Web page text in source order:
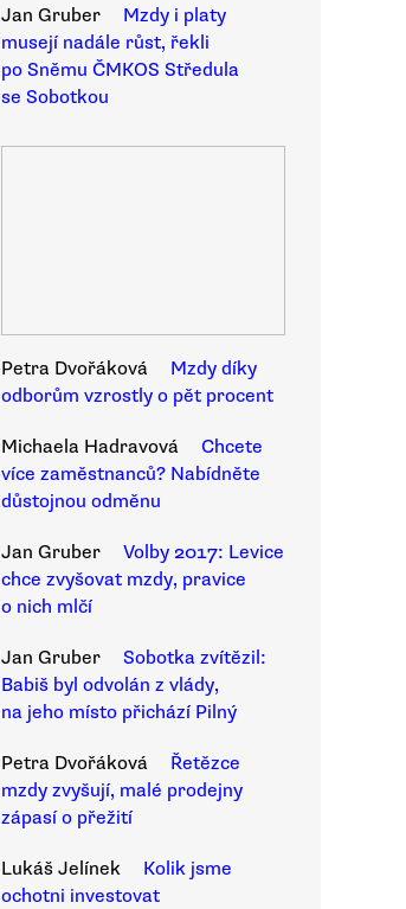
Jan Gruber
Mzdy i platy
musejí nadále růst, řekli
po Sněmu ČMKOS Středula
se Sobotkou
Petra Dvořáková
Mzdy díky
odborům vzrostly o pět procent
Michaela Hadravová
Chcete
více zaměstnanců? Nabídněte
důstojnou odměnu
Jan Gruber
Volby 2017: Levice
chce zvyšovat mzdy, pravice
o nich mlčí
Jan Gruber
Sobotka zvítězil:
Babiš byl odvolán z vlády,
na jeho místo přichází Pilný
Petra Dvořáková
Řetězce
mzdy zvyšují, malé prodejny
zápasí o přežití
Lukáš Jelínek
Kolik jsme
ochotni investovat